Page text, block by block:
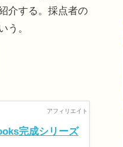
介する。採点者の
う。
完成シリーズ